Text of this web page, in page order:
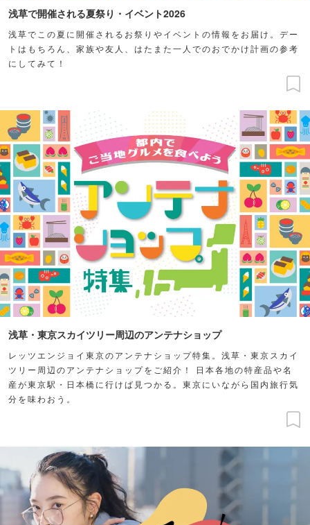
浅草で開催される夏祭り・イベント2026
浅草でこの夏に開催されるお祭りやイベントの情報をお届け。デー
トはもちろん、家族や友人、はたまた一人でのおでかけ計画の参考
にしてみて！
浅草・東京スカイツリー周辺のアンテナショップ
レッツエンジョイ東京のアンテナショップ特集。浅草・東京スカイ
ツリー周辺のアンテナショップをご紹介！ 日本各地の特産品や名
産が東京駅・日本橋に行けば見つかる。東京にいながら国内旅行気
分を味わおう。